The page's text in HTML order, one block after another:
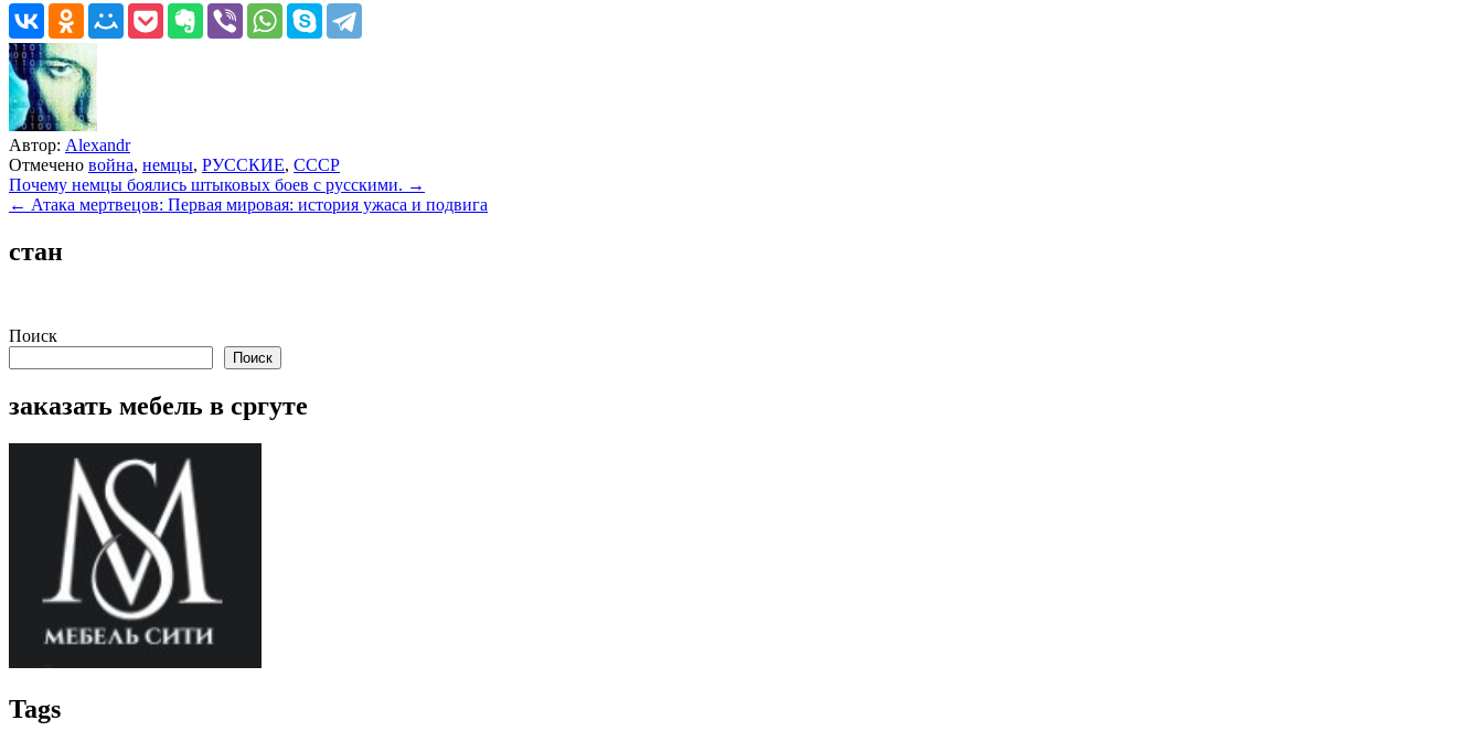
Автор: Alexandr
Отмечено война, немцы, РУССКИЕ, СССР
Навигация
по
записям
Почему немцы боялись штыковых боев с русскими. →
← Атака мертвецов: Первая мировая: история ужаса и подвига
стан
Поиск
Поиск
заказать мебель в сргуте
Tags